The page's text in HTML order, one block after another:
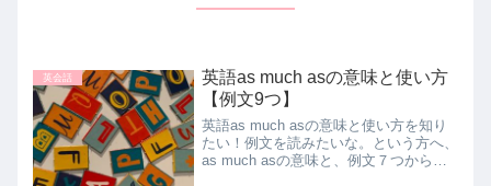
英会話
英語as much asの意味と使い方
【例文9つ】
英語as much asの意味と使い方を知り
たい！例文を読みたいな。という方へ、
as much asの意味と、例文７つから使